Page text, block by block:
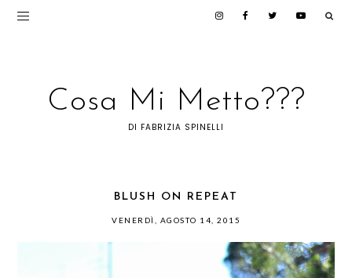
Cosa Mi Metto???
DI FABRIZIA SPINELLI
BLUSH ON REPEAT
VENERDÌ, AGOSTO 14, 2015